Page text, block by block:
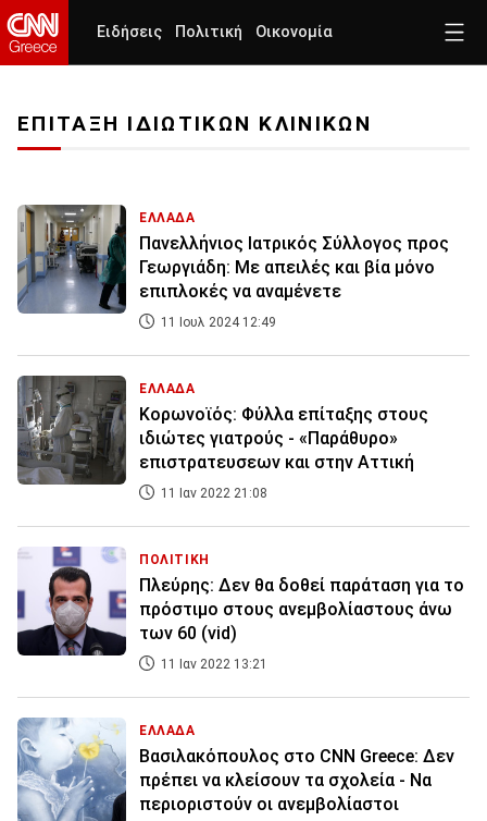
Ειδήσεις Πολιτική Οικονομία
ΕΠΙΤΑΞΗ ΙΔΙΩΤΙΚΩΝ ΚΛΙΝΙΚΩΝ
ΕΛΛΑΔΑ
Πανελλήνιος Ιατρικός Σύλλογος προς
Γεωργιάδη: Με απειλές και βία μόνο
επιπλοκές να αναμένετε
11 Ιουλ 2024 12:49
ΕΛΛΑΔΑ
Κορωνοϊός: Φύλλα επίταξης στους
ιδιώτες γιατρούς - «Παράθυρο»
επιστρατευσεων και στην Αττική
11 Ιαν 2022 21:08
ΠΟΛΙΤΙΚΗ
Πλεύρης: Δεν θα δοθεί παράταση για το
πρόστιμο στους ανεμβολίαστους άνω
των 60 (vid)
11 Ιαν 2022 13:21
ΕΛΛΑΔΑ
Βασιλακόπουλος στο CNN Greece: Δεν
πρέπει να κλείσουν τα σχολεία - Να
περιοριστούν οι ανεμβολίαστοι